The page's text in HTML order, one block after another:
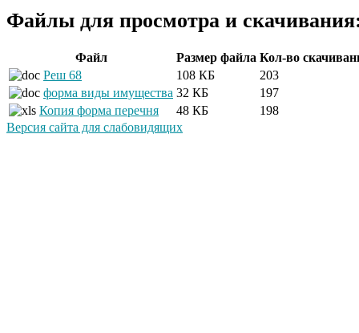
Файлы для просмотра и
Файл Размер файла Кол-во
Реш 68
108 КБ
203
форма виды имущества 32 КБ
197
Копия форма перечня
48 КБ
198
Версия сайта для слабовидящих